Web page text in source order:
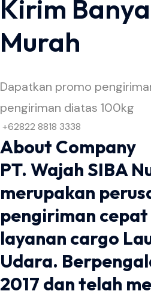
Kirim
Murah
Dapatkan promo
pengiriman diatas 100kg
+62822 8818 3338
About Company
PT. Wajah SIBA
merupakan
pengiriman
layanan cargo
Udara.
2017 dan telah